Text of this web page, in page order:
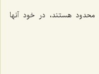
هستند، در خود آنها